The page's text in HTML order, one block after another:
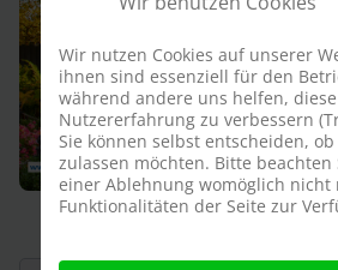
Wir nutzen Cookies auf unserer
ihnen sind essenziell für den
während andere uns helfen,
Nutzererfahrung zu verbessern
Sie können selbst entscheiden, ob
zulassen möchten. Bitte beachten
einer Ablehnung womöglich nicht
Funktionalitäten der Seite zur